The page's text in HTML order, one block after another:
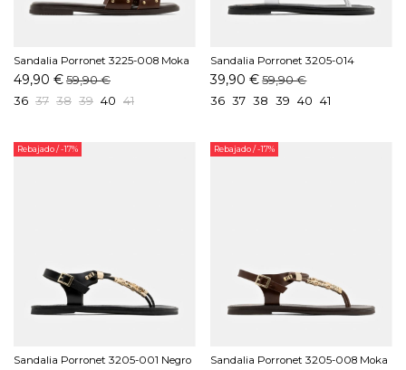
Sandalia Porronet 3225-008 Moka
49,90 €59,90 €
36 37 38 39 40 41
Sandalia Porronet 3205-014
Blanco
39,90 € 59,90 €
36 37 38 39 40 41
Rebajado/ -17%
Sandalia Porronet 3205-001 Negro
Rebajado/ -17%
Sandalia Porronet 3205-008 Moka